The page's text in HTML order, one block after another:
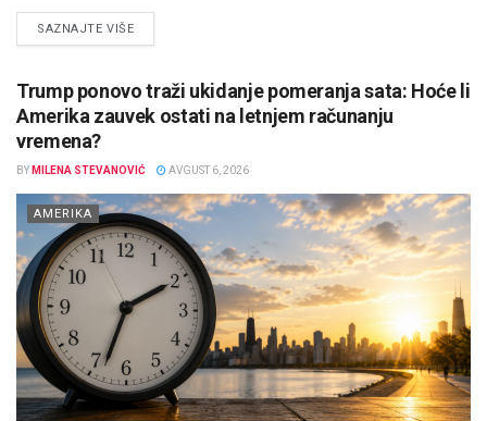
SAZNAJTE VIŠEDETAILS
Trump ponovo traži ukidanje pomeranja sata: Hoće li
Amerika zauvek ostati na letnjem računanju
vremena?
BY MILENA STEVANOVIĆ AVGUST 6, 2026
AMERIKA